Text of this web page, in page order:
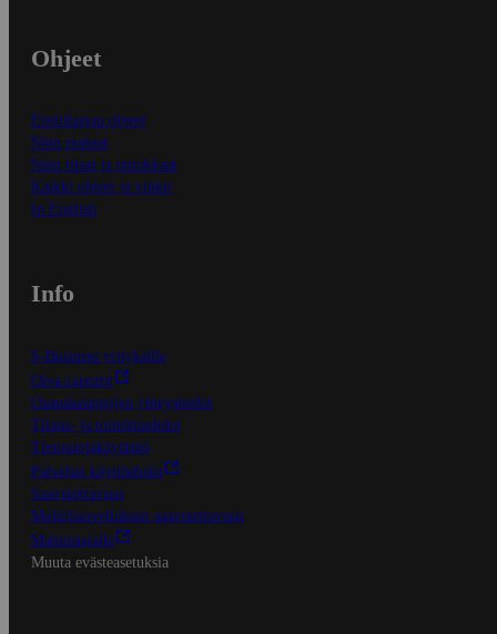
Ohjeet
Ensitilaajan ohjeet
Näin maksat
Näin tilaat ja muokkaat
Kaikki ohjeet ja vinkit
In English
Info
S-Business yrityksille
Oiva-raportit
Osuuskauppojen yhteystiedot
Tilaus- ja toimitusehdot
Tietosuojakäytäntö
Palvelun käyttöehdot
Saavutettavuus
Mobiilisovelluksen saavutettavuus
Mainostajalle
Muuta evästeasetuksia